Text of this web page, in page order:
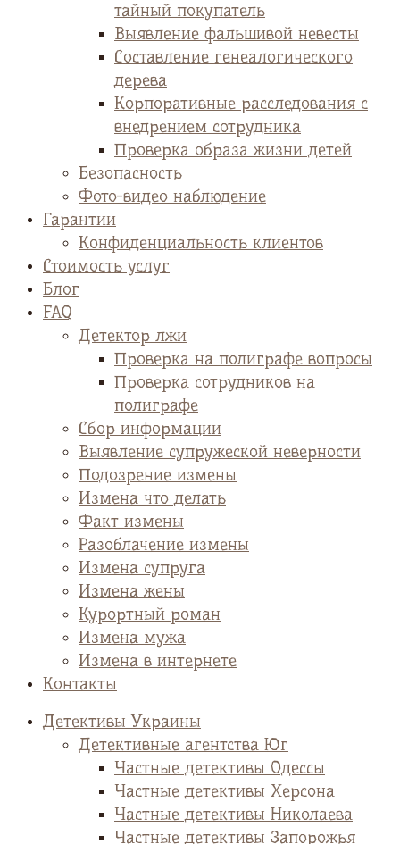
тайный покупатель
Выявление фальшивой невесты
Cоставление генеалогического
дерева
Корпоративные расследования с
внедрением сотрудника
Проверка образа жизни детей
Безопасность
Фото-видео наблюдение
Гарантии
Конфиденциальность клиентов
Стоимость услуг
Блог
FAQ
Детектор лжи
Проверка на полиграфе вопросы
Проверка сотрудников на
полиграфе
Сбор информации
Выявление супружеской неверности
Подозрение измены
Измена что делать
Факт измены
Разоблачение измены
Измена супруга
Измена жены
Курортный роман
Измена мужа
Измена в интернете
Контакты
Детективы Украины
Детективные агентства Юг
Частные детективы Одессы
Частные детективы Херсона
Частные детективы Николаева
Частные детективы Запорожья